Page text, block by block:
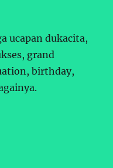
ucapan dukacita,
grand
birthday,